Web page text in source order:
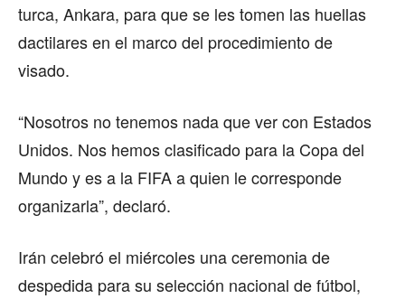
turca, Ankara, para que se les tomen las huellas
dactilares en el marco del procedimiento de
visado.
“Nosotros no tenemos nada que ver con Estados
Unidos. Nos hemos clasificado para la Copa del
Mundo y es a la FIFA a quien le corresponde
organizarla”, declaró.
Irán celebró el miércoles una ceremonia de
despedida para su selección nacional de fútbol,